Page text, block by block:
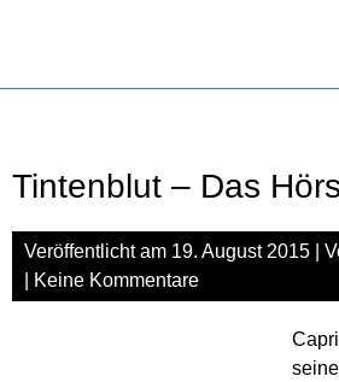
Tintenblut – Das
Veröffentlicht am 19. August 2015 |
Keine Kommentare